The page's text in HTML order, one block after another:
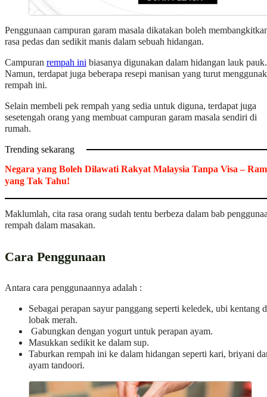
Penggunaan campuran garam masala dikatakan boleh
rasa pedas dan sedikit manis dalam sebuah hidangan.
Campuran rempah ini biasanya digunakan dalam hidangan lauk pauk.
Namun, terdapat juga beberapa resepi manisan yang turut
rempah ini.
Selain membeli pek rempah yang sedia untuk diguna, terdapat juga
sesetengah orang yang membuat campuran garam masala sendiri di
rumah.
Trending sekarang
Negara yang Boleh Dilawati Rakyat Malaysia Tanpa Visa –
yang Tak Tahu!
Maklumlah, cita rasa orang sudah tentu berbeza dalam bab
rempah dalam masakan.
Cara Penggunaan
Antara cara penggunaannya adalah :
Sebagai perapan sayur panggang seperti keledek, ubi kentang
lobak merah.
Gabungkan dengan yogurt untuk perapan ayam.
Masukkan sedikit ke dalam sup.
Taburkan rempah ini ke dalam hidangan seperti kari, briyani
ayam tandoori.